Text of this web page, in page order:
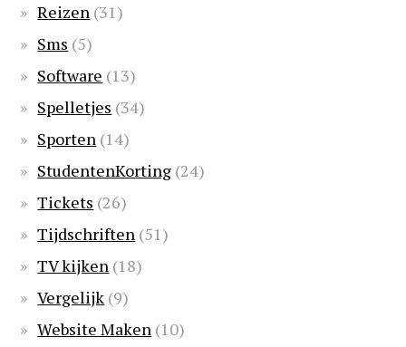
Reizen (31)
Sms (5)
Software (13)
Spelletjes (34)
Sporten (14)
StudentenKorting (24)
Tickets (26)
Tijdschriften (51)
TV kijken (18)
Vergelijk (9)
Website Maken (10)